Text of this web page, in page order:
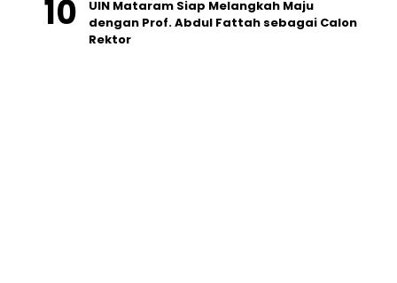
UIN Mataram Siap Melangkah Maju
dengan Prof. Abdul Fattah sebagai Calon
Rektor